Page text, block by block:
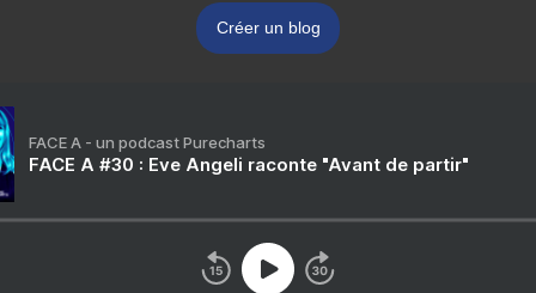
Créer un blog
FACE A - un podcast Purecharts
FACE A #30 : Eve Angeli raconte "Avant de partir"